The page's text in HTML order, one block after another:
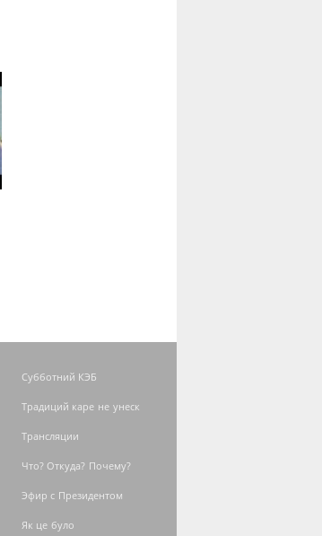
Субботний КЭБ
Традиций каре не унеск
Трансляции
Что? Откуда? Почему?
Эфир с Президентом
Як це було